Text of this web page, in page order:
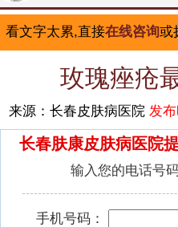
看文字太累,直接在线咨询或
玫瑰痤疮
来源：长春皮肤病医院发
长春肤康皮肤病医院
输入您的电话号
手机号码：